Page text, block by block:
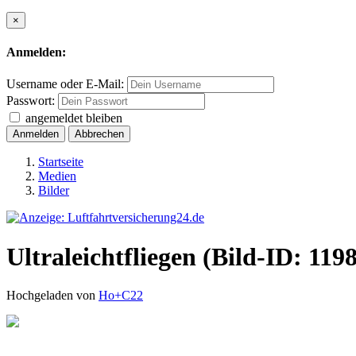
×
Anmelden:
Username oder E-Mail:
Passwort:
angemeldet bleiben
Anmelden Abbrechen
Startseite
Medien
Bilder
Ultraleichtfliegen (Bild-ID:
Hochgeladen von Ho+C22